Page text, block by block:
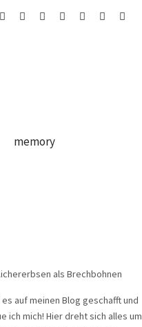
memory
als Brechbohnen
es auf meinen Blog geschafft und
ich mich! Hier dreht sich alles um